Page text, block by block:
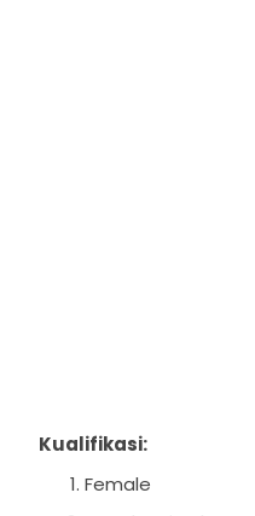
Kualifikasi:
Female